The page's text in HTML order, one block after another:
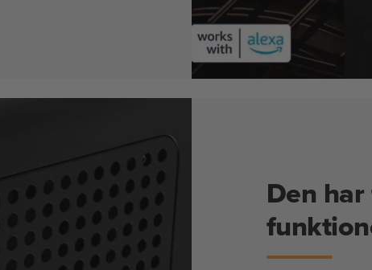
Den